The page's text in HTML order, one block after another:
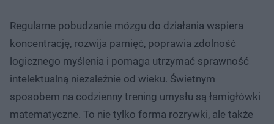
Regularne pobudzanie mózgu do działania wspiera
koncentrację, rozwija pamięć, poprawia zdolność
logicznego myślenia i pomaga utrzymać sprawność
intelektualną niezależnie od wieku. Świetnym
sposobem na codzienny trening umysłu są łamigłówki
matematyczne. To nie tylko forma rozrywki, ale także